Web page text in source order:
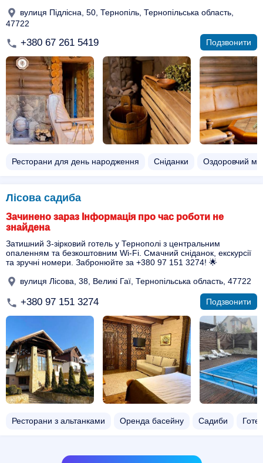
вулиця Підлісна, 50, Тернопіль, Тернопільська область,
47722
+380 67 261 5419 Подзвонити
Ресторани для день народження Сніданки Оздоровчий
Лісова садиба
Зачинено зараз Інформація про час роботи не
знайдена
Затишний 3-зірковий готель у Тернополі з центральним
опаленням та безкоштовним Wi-Fi. Смачний сніданок, екскурсії
та зручні номери. Забронюйте за +380 97 151 3274! 🌟
вулиця Лісова, 38, Великі Гаї, Тернопільська область, 47722
+380 97 151 3274 Подзвонити
Ресторани з альтанками Оренда басейну Садиби